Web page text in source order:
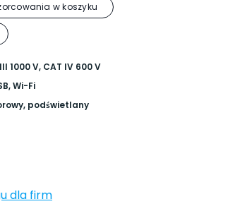
w koszyku
1000 V, CAT IV 600 V
Wi-Fi
podświetlany
dla firm